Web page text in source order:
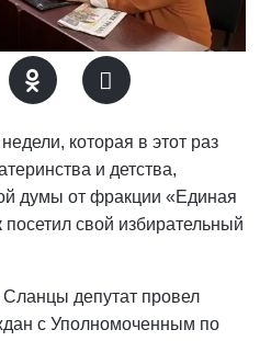
которая в этот раз
и детства,
думы от фракции «Единая
посетил свой избирательный
депутат провел
с Уполномоченным по